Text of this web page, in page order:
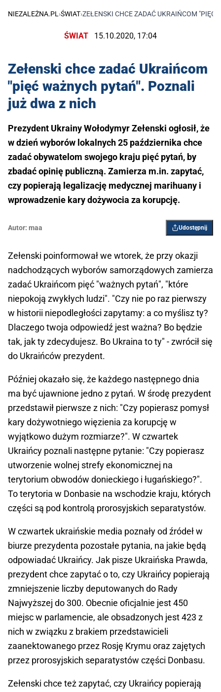
NIEZALEŻNA.PL ›ŚWIAT›ZEŁENSKI CHCE ZADAĆ UKRAIŃCOM "PIĘĆ
ŚWIAT 15.10.2020, 17:04
Zełenski chce zadać Ukraińcom
"pięć ważnych pytań". Poznali
już dwa z nich
Prezydent Ukrainy Wołodymyr Zełenski ogłosił, że
w dzień wyborów lokalnych 25 października chce
zadać obywatelom swojego kraju pięć pytań, by
zbadać opinię publiczną. Zamierza m.in. zapytać,
czy popierają legalizację medycznej marihuany i
wprowadzenie kary dożywocia za korupcję.
Autor: maa Udostępnij
Zełenski poinformował we wtorek, że przy okazji
nadchodzących wyborów samorządowych zamierza
zadać Ukraińcom pięć "ważnych pytań", "które
niepokoją zwykłych ludzi". "Czy nie po raz pierwszy
w historii niepodległości zapytamy: a co myślisz ty?
Dlaczego twoja odpowiedź jest ważna? Bo będzie
tak, jak ty zdecydujesz. Bo Ukraina to ty" - zwrócił się
do Ukraińców prezydent.
Później okazało się, że każdego następnego dnia
ma być ujawnione jedno z pytań. W środę prezydent
przedstawił pierwsze z nich: "Czy popierasz pomysł
kary dożywotniego więzienia za korupcję w
wyjątkowo dużym rozmiarze?". W czwartek
Ukraińcy poznali następne pytanie: "Czy popierasz
utworzenie wolnej strefy ekonomicznej na
terytorium obwodów donieckiego i ługańskiego?".
To terytoria w Donbasie na wschodzie kraju, których
części są pod kontrolą prorosyjskich separatystów.
W czwartek ukraińskie media poznały od źródeł w
biurze prezydenta pozostałe pytania, na jakie będą
odpowiadać Ukraińcy. Jak pisze Ukraińska Prawda,
prezydent chce zapytać o to, czy Ukraińcy popierają
zmniejszenie liczby deputowanych do Rady
Najwyższej do 300. Obecnie oficjalnie jest 450
miejsc w parlamencie, ale obsadzonych jest 423 z
nich w związku z brakiem przedstawicieli
zaanektowanego przez Rosję Krymu oraz zajętych
przez prorosyjskich separatystów części Donbasu.
Zełenski chce też zapytać, czy Ukraińcy popierają